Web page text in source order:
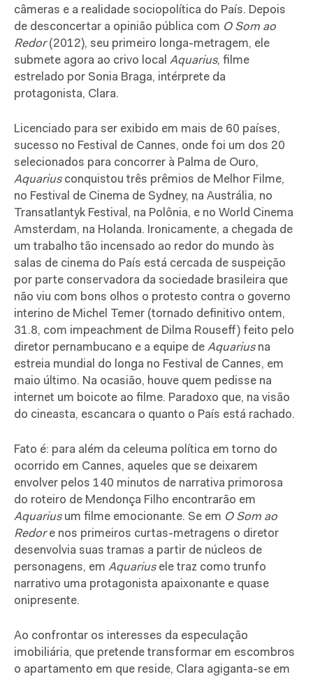
câmeras e a realidade sociopolítica do País. Depois
de desconcertar a opinião pública com O Som ao
Redor(2012), seu primeiro longa-metragem, ele
submete agora ao crivo local Aquarius, filme
estrelado por Sonia Braga, intérprete da
protagonista, Clara.
Licenciado para ser exibido em mais de 60 países,
sucesso no Festival de Cannes, onde foi um dos 20
selecionados para concorrer à Palma de Ouro,
Aquariusconquistou três prêmios de Melhor Filme,
no Festival de Cinema de Sydney, na Austrália, no
Transatlantyk Festival, na Polônia, e no World Cinema
Amsterdam, na Holanda. Ironicamente, a chegada de
um trabalho tão incensado ao redor do mundo às
salas de cinema do País está cercada de suspeição
por parte conservadora da sociedade brasileira que
não viu com bons olhos o protesto contra o governo
interino de Michel Temer (tornado definitivo ontem,
31.8, com impeachment de Dilma Rouseff) feito pelo
diretor pernambucano e a equipe de Aquariusna
estreia mundial do longa no Festival de Cannes, em
maio último. Na ocasião, houve quem pedisse na
internet um boicote ao filme. Paradoxo que, na visão
do cineasta, escancara o quanto o País está rachado.
Fato é: para além da celeuma política em torno do
ocorrido em Cannes, aqueles que se deixarem
envolver pelos 140 minutos de narrativa primorosa
do roteiro de Mendonça Filho encontrarão em
Aquariusum filme emocionante. Se em O Som ao
Redore nos primeiros curtas-metragens o diretor
desenvolvia suas tramas a partir de núcleos de
personagens, em Aquariusele traz como trunfo
narrativo uma protagonista apaixonante e quase
onipresente.
Ao confrontar os interesses da especulação
imobiliária, que pretende transformar em escombros
o apartamento em que reside, Clara agiganta-se em